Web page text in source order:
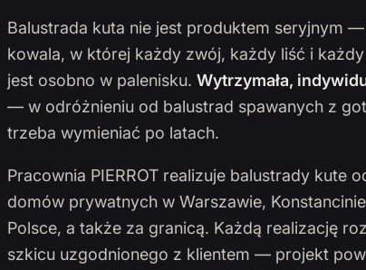
Balustrada kuta nie jest produktem seryjnym
kowala, w której każdy zwój, każdy liść i każdy
jest osobno w palenisku. Wytrzymała,
— w odróżnieniu od balustrad spawanych z
trzeba wymieniać po latach.
Pracownia PIERROT realizuje balustrady kute
domów prywatnych w Warszawie,
Polsce, a także za granicą. Każdą realizację
szkicu uzgodnionego z klientem — projekt